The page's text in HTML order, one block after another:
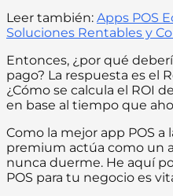
Leer también: Apps POS
Soluciones Rentables y
Entonces, ¿por qué
pago? La respuesta es el
¿Cómo se calcula el ROI
en base al tiempo que
Como la mejor app POS a
premium actúa como un
nunca duerme. He aquí
POS para tu negocio es